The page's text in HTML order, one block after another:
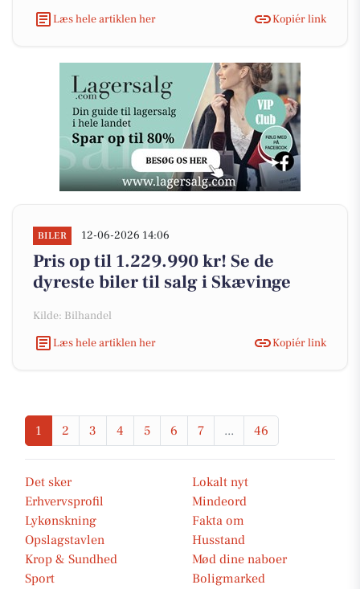
Læs hele artiklen her
Kopiér link
BILER 12-06-2026 14:06
Pris op til 1.229.990 kr! Se de
dyreste biler til salg i Skævinge
Kilde: Bilhandel
Læs hele artiklen her
Kopiér link
1 2 3 4 5 6 7 ... 46
Det sker
Lokalt nyt
Erhvervsprofil
Mindeord
Lykønskning
Fakta om
Opslagstavlen
Husstand
Krop & Sundhed
Mød dine naboer
Sport
Boligmarked